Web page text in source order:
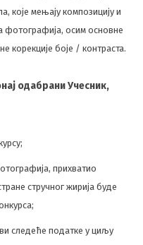
које мењају композицију и
фотографија, осим основне
корекције боје / контраста.
одабрани Учесник,
прихватио
стручног жирија буде
следеће податке у циљу